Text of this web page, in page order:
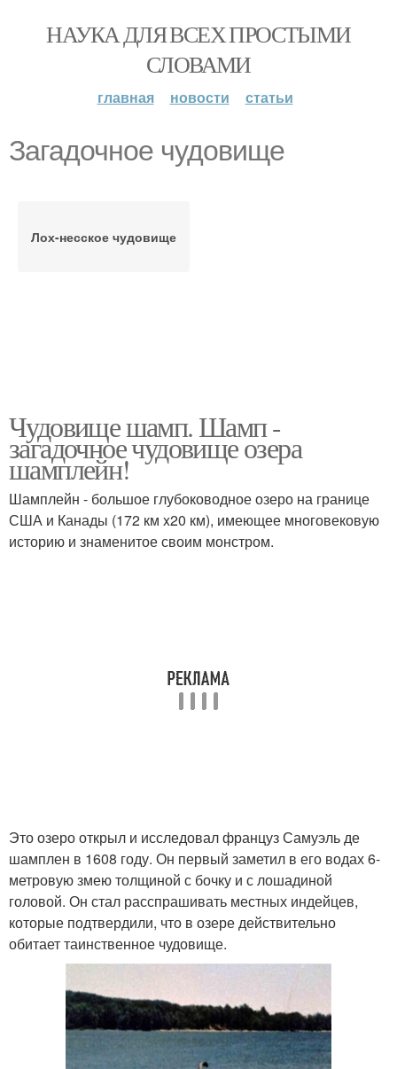
НАУКА ДЛЯ ВСЕХ ПРОСТЫМИ
СЛОВАМИ
главная новости статьи
Загадочное чудовище
Лох-несское чудовище
Чудовище шамп. Шамп -
загадочное чудовище озера
шамплейн!
Шамплейн - большое глубоководное озеро на границе
США и Канады (172 км x20 км), имеющее многовековую
историю и знаменитое своим монстром.
Это озеро открыл и исследовал француз Самуэль де
шамплен в 1608 году. Он первый заметил в его водах 6-
метровую змею толщиной с бочку и с лошадиной
головой. Он стал расспрашивать местных индейцев,
которые подтвердили, что в озере действительно
обитает таинственное чудовище.